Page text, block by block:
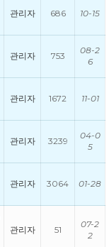
관리자 686 10-15
관리자 753
08-2
6
관리자 1672 11-01
관리자 3239
04-0
5
관리자 3064 01-28
관리자 51
07-2
2